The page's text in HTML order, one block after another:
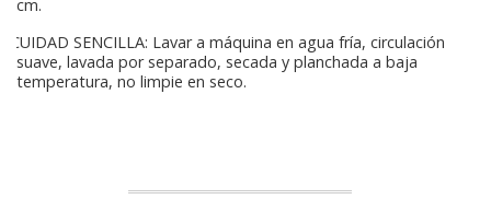
cm.
CUIDAD SENCILLA: Lavar a máquina en agua fría, circulación
suave, lavada por separado, secada y planchada a baja
temperatura, no limpie en seco.